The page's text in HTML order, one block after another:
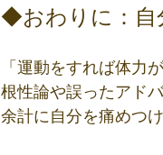
◆おわりに：自
「運動をすれば体力
根性論や誤ったアド
余計に自分を痛めつ